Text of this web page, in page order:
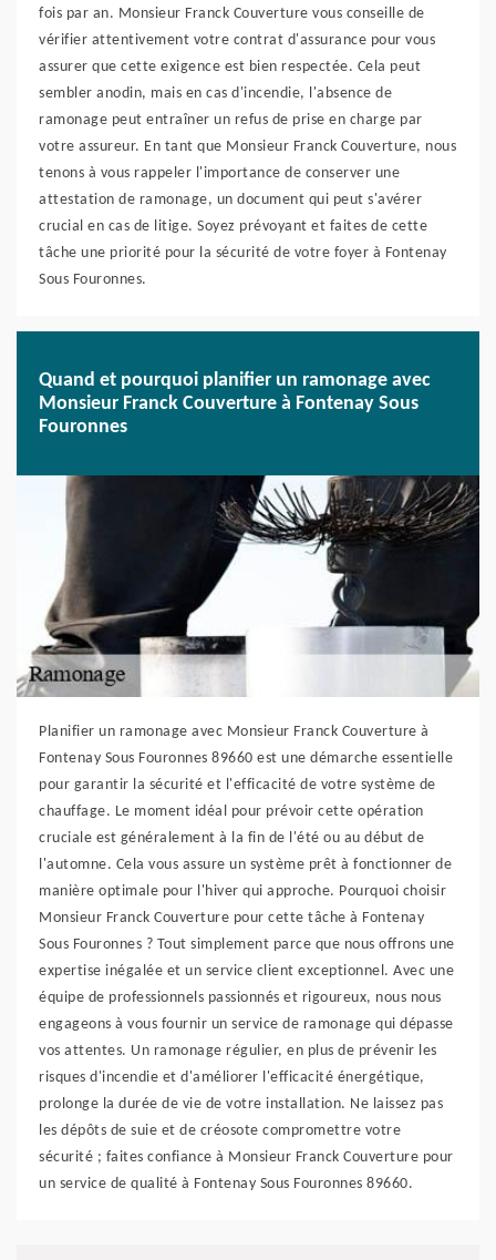
fois par an. Monsieur Franck Couverture vous conseille de
vérifier attentivement votre contrat d'assurance pour vous
assurer que cette exigence est bien respectée. Cela peut
sembler anodin, mais en cas d'incendie, l'absence de
ramonage peut entraîner un refus de prise en charge par
votre assureur. En tant que Monsieur Franck Couverture, nous
tenons à vous rappeler l'importance de conserver une
attestation de ramonage, un document qui peut s'avérer
crucial en cas de litige. Soyez prévoyant et faites de cette
tâche une priorité pour la sécurité de votre foyer à Fontenay
Sous Fouronnes.
Quand et pourquoi planifier un ramonage avec
Monsieur Franck Couverture à Fontenay Sous
Fouronnes
Planifier un ramonage avec Monsieur Franck Couverture à
Fontenay Sous Fouronnes 89660 est une démarche essentielle
pour garantir la sécurité et l'efficacité de votre système de
chauffage. Le moment idéal pour prévoir cette opération
cruciale est généralement à la fin de l'été ou au début de
l'automne. Cela vous assure un système prêt à fonctionner de
manière optimale pour l'hiver qui approche. Pourquoi choisir
Monsieur Franck Couverture pour cette tâche à Fontenay
Sous Fouronnes ? Tout simplement parce que nous offrons une
expertise inégalée et un service client exceptionnel. Avec une
équipe de professionnels passionnés et rigoureux, nous nous
engageons à vous fournir un service de ramonage qui dépasse
vos attentes. Un ramonage régulier, en plus de prévenir les
risques d'incendie et d'améliorer l'efficacité énergétique,
prolonge la durée de vie de votre installation. Ne laissez pas
les dépôts de suie et de créosote compromettre votre
sécurité ; faites confiance à Monsieur Franck Couverture pour
un service de qualité à Fontenay Sous Fouronnes 89660.